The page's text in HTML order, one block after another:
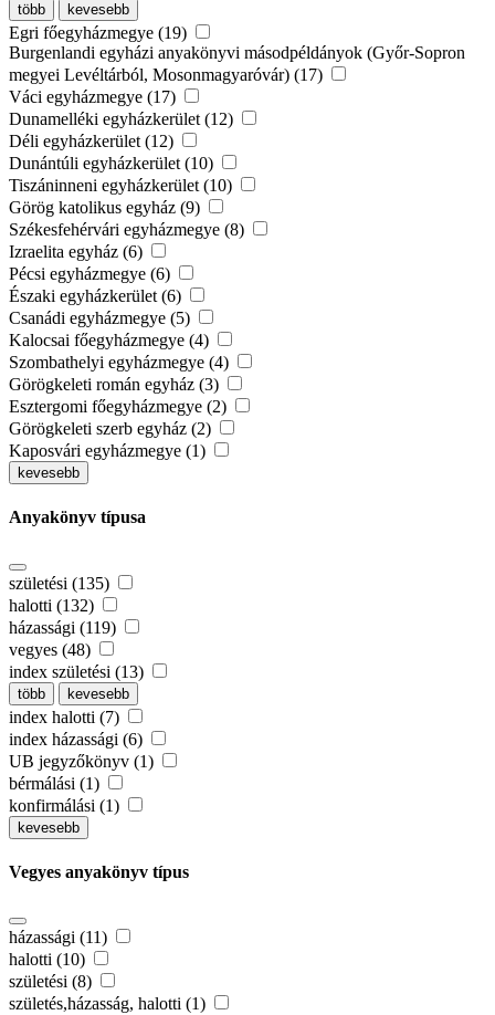
több kevesebb
Egri főegyházmegye (19)
Burgenlandi egyházi anyakönyvi másodpéldányok (Győr-Sopron
megyei Levéltárból, Mosonmagyaróvár) (17)
Váci egyházmegye (17)
Dunamelléki egyházkerület (12)
Déli egyházkerület (12)
Dunántúli egyházkerület (10)
Tiszáninneni egyházkerület (10)
Görög katolikus egyház (9)
Székesfehérvári egyházmegye (8)
Izraelita egyház (6)
Pécsi egyházmegye (6)
Északi egyházkerület (6)
Csanádi egyházmegye (5)
Kalocsai főegyházmegye (4)
Szombathelyi egyházmegye (4)
Görögkeleti román egyház (3)
Esztergomi főegyházmegye (2)
Görögkeleti szerb egyház (2)
Kaposvári egyházmegye (1)
kevesebb
Anyakönyv típusa
születési (135)
halotti (132)
házassági (119)
vegyes (48)
index születési (13)
több kevesebb
index halotti (7)
index házassági (6)
UB jegyzőkönyv (1)
bérmálási (1)
konfirmálási (1)
kevesebb
Vegyes anyakönyv típus
házassági (11)
halotti (10)
születési (8)
születés,házasság, halotti (1)